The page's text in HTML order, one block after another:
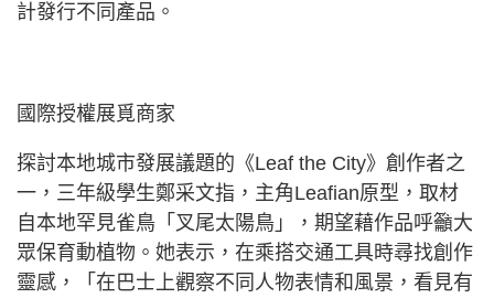
計發行不同產品。
國際授權展覓商家
探討本地城市發展議題的《Leaf the City》創作者之
一，三年級學生鄭采文指，主角Leafian原型，取材
自本地罕見雀鳥「叉尾太陽鳥」，期望藉作品呼籲大
眾保育動植物。她表示，在乘搭交通工具時尋找創作
靈感，「在巴士上觀察不同人物表情和風景，看見有